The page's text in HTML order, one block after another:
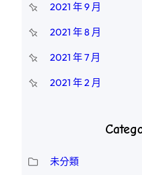
2021 年 9 月
2021 年 8 月
2021 年 7 月
2021 年 2 月
未分類